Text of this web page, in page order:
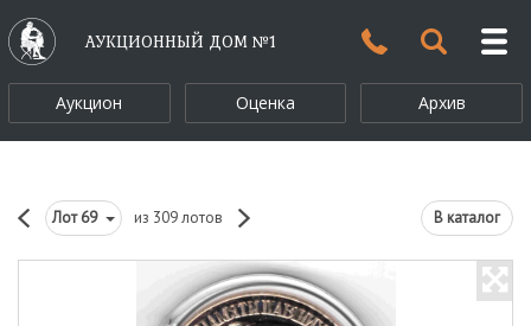
АУКЦИОННЫЙ ДОМ №1
Аукцион Оценка Архив
Лот69 из 309 лотов В каталог